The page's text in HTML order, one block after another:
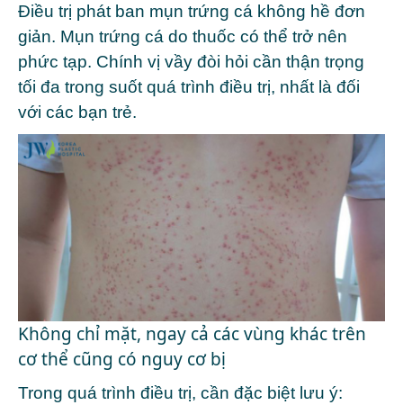
Điều trị phát ban mụn trứng cá không hề đơn
giản. Mụn trứng cá do thuốc có thể trở nên
phức tạp. Chính vị vầy đòi hỏi cần thận trọng
tối đa trong suốt quá trình điều trị, nhất là đối
với các bạn trẻ.
Không chỉ mặt, ngay cả các vùng khác trên
cơ thể cũng có nguy cơ bị
Trong quá trình điều trị, cần đặc biệt lưu ý: